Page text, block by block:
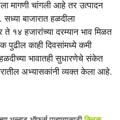
मागणी चांगली आहे तर उत्पादन
बाजारात हळदीला
१४ हजारांच्या दरम्यान भाव मिळत
पुढील काही दिवसांमध्ये कमी
भावातही सुधारणेचे संकेत
अभ्यासकांनी व्यक्त केला आहे.